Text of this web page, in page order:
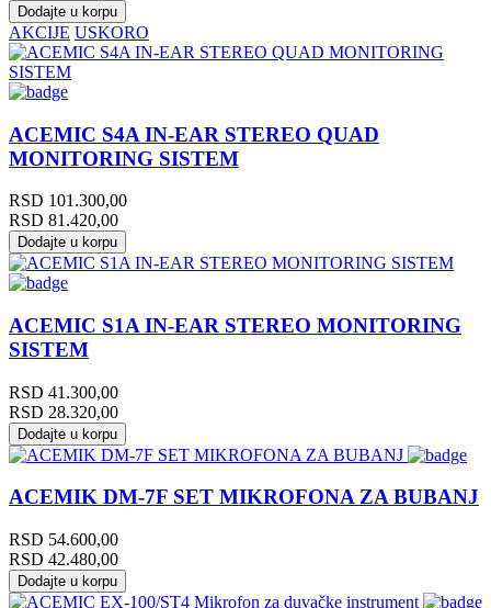
Dodajte u korpu
AKCIJE USKORO
ACEMIC S4A IN-EAR STEREO QUAD
MONITORING SISTEM
RSD 101.300,00
RSD 81.420,00
Dodajte u korpu
ACEMIC S1A IN-EAR STEREO MONITORING
SISTEM
RSD 41.300,00
RSD 28.320,00
Dodajte u korpu
ACEMIK DM-7F SET MIKROFONA ZA BUBANJ
RSD 54.600,00
RSD 42.480,00
Dodajte u korpu